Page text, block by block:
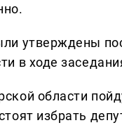
утверждены
в ходе
области
избрать